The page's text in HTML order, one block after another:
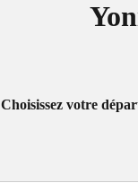
Choisissez votre